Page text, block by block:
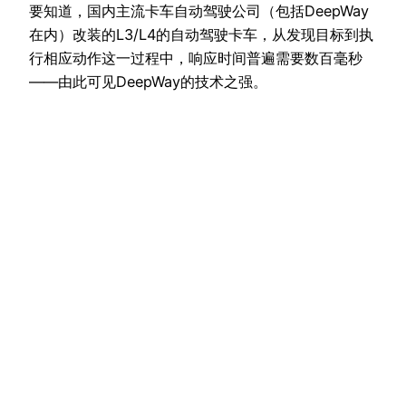
要知道，国内主流卡车自动驾驶公司（包括DeepWay
在内）改装的L3/L4的自动驾驶卡车，从发现目标到执
行相应动作这一过程中，响应时间普遍需要数百毫秒
——由此可见DeepWay的技术之强。